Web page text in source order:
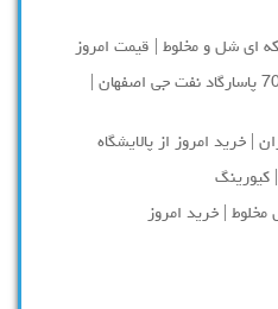
ای شل و مخلوط | قیمت امروز
خرید قیر بشکه ای 60 70 پاسارگاد نفت جی اصفهان |
| خرید امروز از پالایشگاه
کیورینگ
مخلوط | خرید امروز